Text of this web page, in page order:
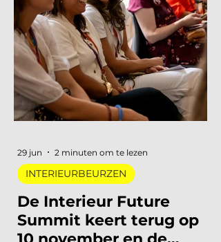
Marleen | Interieur Nieuws
2 aug 2023
2 minuten om te lezen
INTERIEUR NIEUWS
Architecten zien
Wat betekent dit voor
interieurbranche en
woonbranche?
Een interessante uitzending voor de
29 jun 2 minuten om te lezen